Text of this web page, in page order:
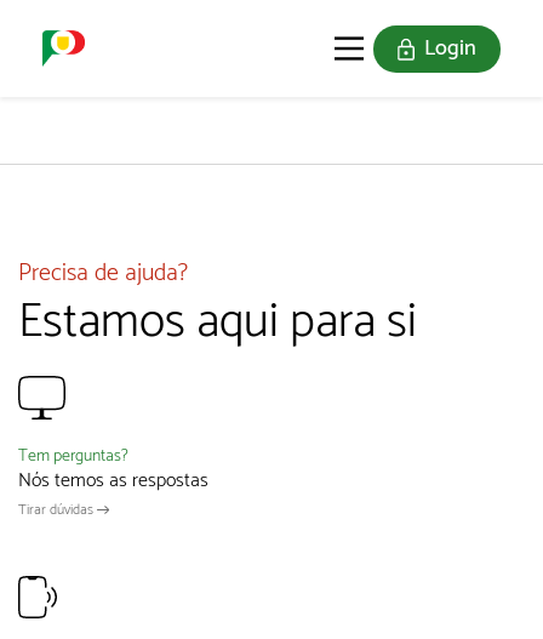
Login
Precisa de ajuda?
Estamos aqui para si
Tem perguntas?
Nós temos as respostas
Tirar dúvidas